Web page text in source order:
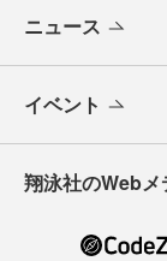
ニュース
イベント
翔泳社のWebメ